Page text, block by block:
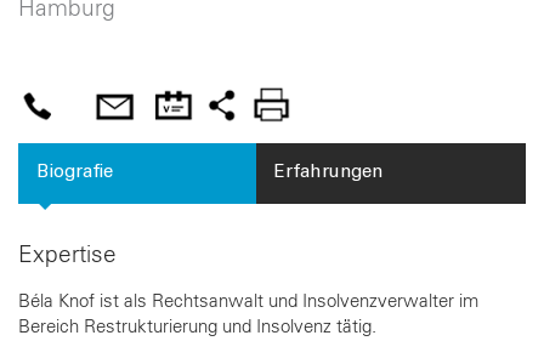
Hamburg
Biografie Erfahrungen
Expertise
Béla Knof ist als Rechtsanwalt und Insolvenzverwalter im
Bereich Restrukturierung und Insolvenz tätig.